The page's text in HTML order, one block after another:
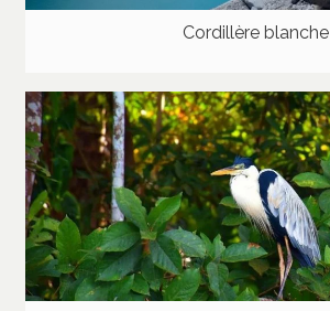
Cordillère blanche